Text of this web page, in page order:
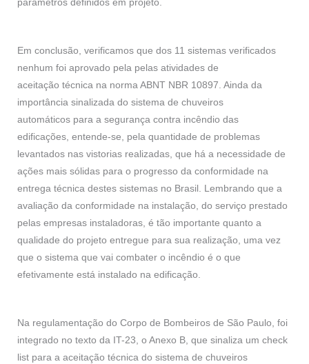
parâmetros definidos em projeto.
Em conclusão, verificamos que dos 11 sistemas verificados
nenhum foi aprovado pela pelas atividades de
aceitação técnica na norma ABNT NBR 10897. Ainda da
importância sinalizada do sistema de chuveiros
automáticos para a segurança contra incêndio das
edificações, entende-se, pela quantidade de problemas
levantados nas vistorias realizadas, que há a necessidade de
ações mais sólidas para o progresso da conformidade na
entrega técnica destes sistemas no Brasil. Lembrando que a
avaliação da conformidade na instalação, do serviço prestado
pelas empresas instaladoras, é tão importante quanto a
qualidade do projeto entregue para sua realização, uma vez
que o sistema que vai combater o incêndio é o que
efetivamente está instalado na edificação.
Na regulamentação do Corpo de Bombeiros de São Paulo, foi
integrado no texto da IT-23, o Anexo B, que sinaliza um check
list para a aceitação técnica do sistema de chuveiros